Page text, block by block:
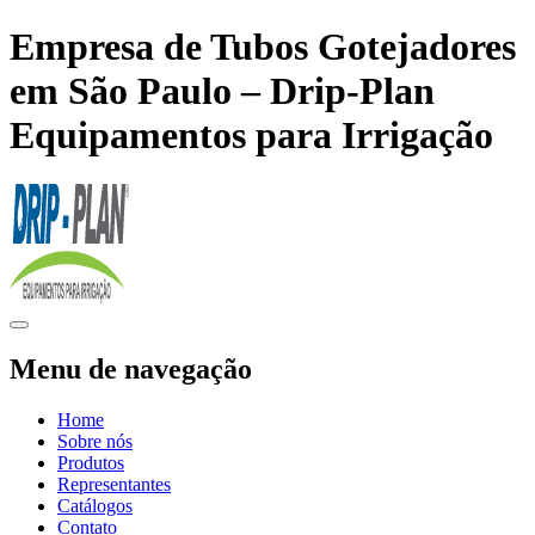
Empresa de Tubos Gotejadores
em São Paulo – Drip-Plan
Equipamentos para Irrigação
Menu de navegação
Home
Sobre nós
Produtos
Representantes
Catálogos
Contato